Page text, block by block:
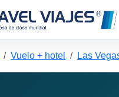
Vuelo + hotel Las